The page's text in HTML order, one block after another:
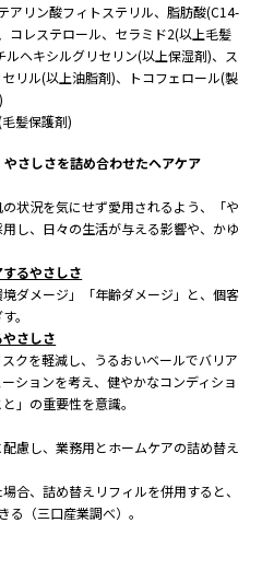
アリン酸フィトステリル、脂肪酸(C14-
コレステロール、セラミド2(以上毛髪
ヘキシルグリセリン(以上保湿剤)、ス
リル(以上油脂剤)、トコフェロール(製
髪保護剤)
さしさを詰め合わせたヘアケア
状況を気にせず愛用されるよう、「や
し、日々の生活が与える影響や、かゆ
るやさしさ
境ダメージ」「年齢ダメージ」と、個客
。
さしさ
クを軽減し、うるおいベールでバリア
ションを考え、健やかなコンディショ
」の重要性を意識。
慮し、業務用とホームケアの詰め替え
合、詰め替えリフィルを併用すると、
る（三口産業調べ）。